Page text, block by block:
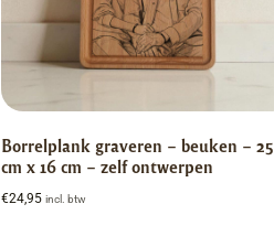
Borrelplank graveren – beuken – 25
cm x 16 cm – zelf ontwerpen
€24,95 incl. btw